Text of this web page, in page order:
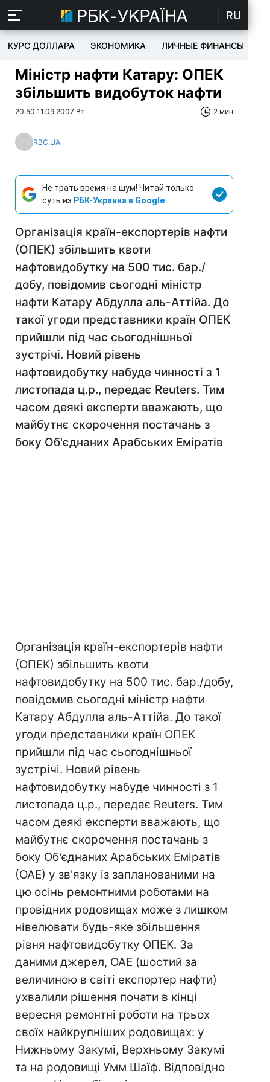
RU
КУРС ДОЛЛАРА ЭКОНОМИКА ЛИЧНЫЕ ФИНАНСЫ
Міністр нафти Катару: ОПЕК
збільшить видобуток нафти
20:50 11.09.2007 Вт 2 мин
RBC.UA
Не трать время на шум! Читай только
суть из РБК-Украина в Google
Організація країн-експортерів нафти
(ОПЕК) збільшить квоти
нафтовидобутку на 500 тис. бар./
добу, повідомив сьогодні міністр
нафти Катару Абдулла аль-Аттійа. До
такої угоди представники країн ОПЕК
прийшли під час сьогоднішньої
зустрічі. Новий рівень
нафтовидобутку набуде чинності з 1
листопада ц.р., передає Reuters. Тим
часом деякі експерти вважають, що
майбутнє скорочення постачань з
боку Об'єднаних Арабських Еміратів
Організація країн-експортерів нафти
(ОПЕК) збільшить квоти
нафтовидобутку на 500 тис. бар./добу,
повідомив сьогодні міністр нафти
Катару Абдулла аль-Аттійа. До такої
угоди представники країн ОПЕК
прийшли під час сьогоднішньої
зустрічі. Новий рівень
нафтовидобутку набуде чинності з 1
листопада ц.р., передає Reuters. Тим
часом деякі експерти вважають, що
майбутнє скорочення постачань з
боку Об'єднаних Арабських Еміратів
(ОАЕ) у зв'язку із запланованими на
цю осінь ремонтними роботами на
провідних родовищах може з лишком
нівелювати будь-яке збільшення
рівня нафтовидобутку ОПЕК. За
даними джерел, ОАЕ (шостий за
величиною в світі експортер нафти)
ухвалили рішення почати в кінці
вересня ремонтні роботи на трьох
своїх найкрупніших родовищах: у
Нижньому Закумі, Верхньому Закумі
та на родовищі Умм Шаїф. Відповідно